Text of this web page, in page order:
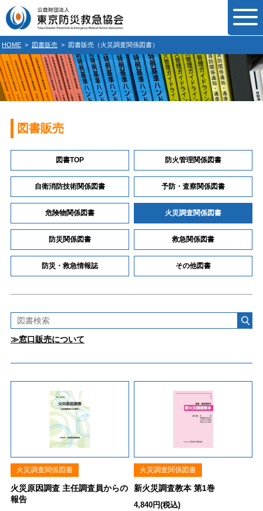
HOME > 図書販売 > 図書販売（火災調査関係図書）
図書販売
図書TOP 防火管理関係図書
自衛消防技術関係図書 予防・査察関係図書
危険物関係図書 火災調査関係図書
防災関係図書 救急関係図書
防災・救急情報誌 その他図書
≫窓口販売について
火災調査関係図書
火災原因調査 主任調査員からの
報告
火災調査関係図書
新火災調査教本 第1巻
4,840円(税込)